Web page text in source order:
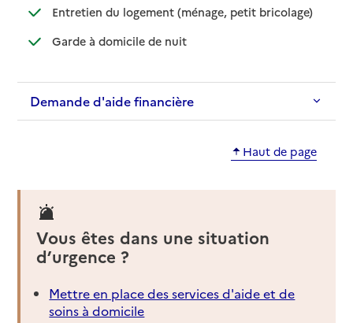
Entretien du logement (ménage, petit bricolage): disponible
: non
Garde à domicile de nuit: disponible
: non disponible
Demande d'aide financière
Haut de page
Vous êtes dans une situation
d’urgence ?
Mettre en place des services d'aide et de
soins à domicile